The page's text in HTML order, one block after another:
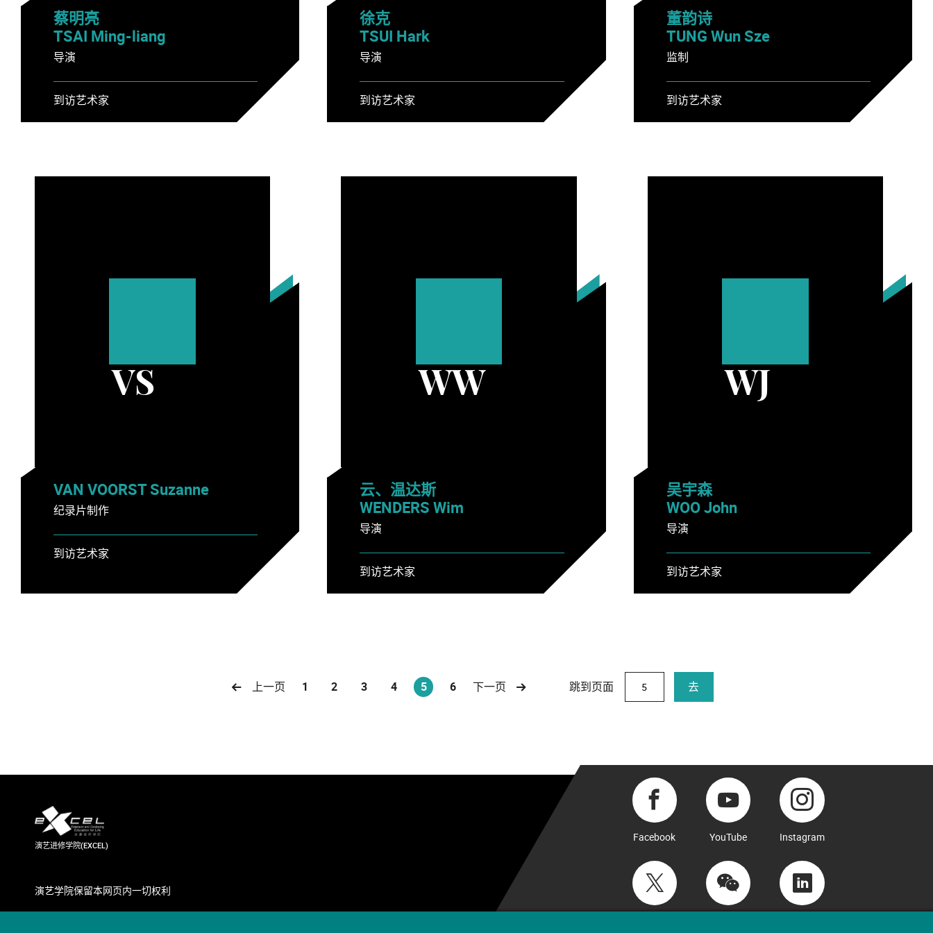
蔡明亮
TSAI Ming-liang
导演
到访艺术家
徐克
TSUI Hark
导演
到访艺术家
董韵诗
TUNG Wun Sze
监制
到访艺术家
VS
VAN VOORST Suzanne
纪录片制作
到访艺术家
WW
云、温达斯
WENDERS Wim
导演
到访艺术家
WJ
吴宇森
WOO John
导演
到访艺术家
上一页 1 2 3 4 5
(current)
6 下一页 跳到页面 去
演艺进修学院(EXCEL)
演艺学院保留本网页内一切权利
Facebook YouTube Instagram